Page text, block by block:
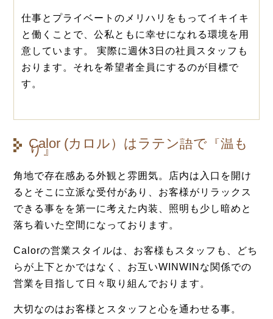
仕事とプライベートのメリハリをもってイキイキ
と働くことで、公私ともに幸せになれる環境を用
意しています。
実際に週休3日の社員スタッフも
おります。それを希望者全員にするのが目標で
す。
Calor (カロル）はラテン語で『温も
り』
角地で存在感ある外観と雰囲気。店内は入口を開け
るとそこに立派な受付があり、お客様がリラックス
できる事をを第一に考えた内装、照明も少し暗めと
落ち着いた空間になっております。
Calorの営業スタイルは、お客様もスタッフも、どち
らが上下とかではなく、お互いWINWINな関係での
営業を目指して日々取り組んでおります。
大切なのはお客様とスタッフと心を通わせる事。